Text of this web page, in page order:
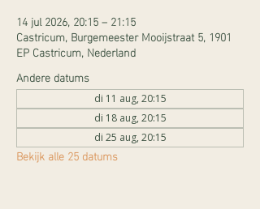
14 jul 2026, 20:15 – 21:15
Castricum, Burgemeester Mooijstraat 5, 1901
EP Castricum, Nederland
Andere datums
di 11 aug, 20:15
di 18 aug, 20:15
di 25 aug, 20:15
Bekijk alle 25 datums